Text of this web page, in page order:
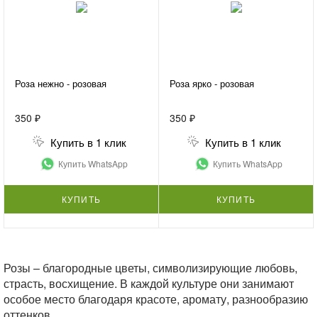
Роза нежно - розовая
350 ₽
Купить в 1 клик
Купить WhatsApp
КУПИТЬ
Роза ярко - розовая
350 ₽
Купить в 1 клик
Купить WhatsApp
КУПИТЬ
Розы – благородные цветы, символизирующие любовь,
страсть, восхищение. В каждой культуре они занимают
особое место благодаря красоте, аромату, разнообразию